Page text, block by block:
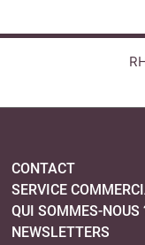
CONTACT
SERVICE
QUI SOMMES-NOUS
NEWSLETTERS